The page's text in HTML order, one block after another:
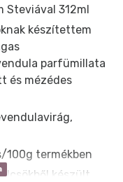
Steviával 312ml
készítettem
parfümillata
és mézédes
100g termékben
készült